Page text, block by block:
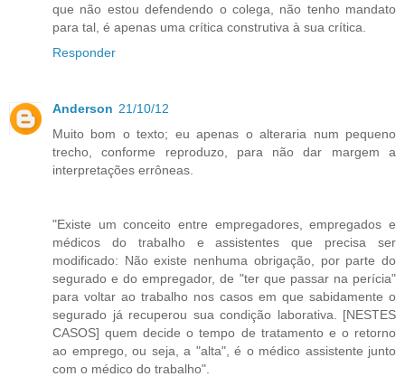
que não estou defendendo o colega, não tenho mandato
para tal, é apenas uma crítica construtiva à sua crítica.
Responder
Anderson 21/10/12
Muito bom o texto; eu apenas o alteraria num pequeno
trecho, conforme reproduzo, para não dar margem a
interpretações errôneas.
"Existe um conceito entre empregadores, empregados e
médicos do trabalho e assistentes que precisa ser
modificado: Não existe nenhuma obrigação, por parte do
segurado e do empregador, de "ter que passar na perícia"
para voltar ao trabalho nos casos em que sabidamente o
segurado já recuperou sua condição laborativa. [NESTES
CASOS] quem decide o tempo de tratamento e o retorno
ao emprego, ou seja, a "alta", é o médico assistente junto
com o médico do trabalho".